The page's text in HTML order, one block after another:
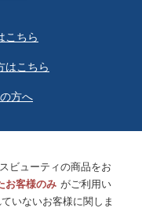
ビューティの商品をお
お客様のみ がご利用い
いないお客様に関しま
こちら
はこちら
方へ